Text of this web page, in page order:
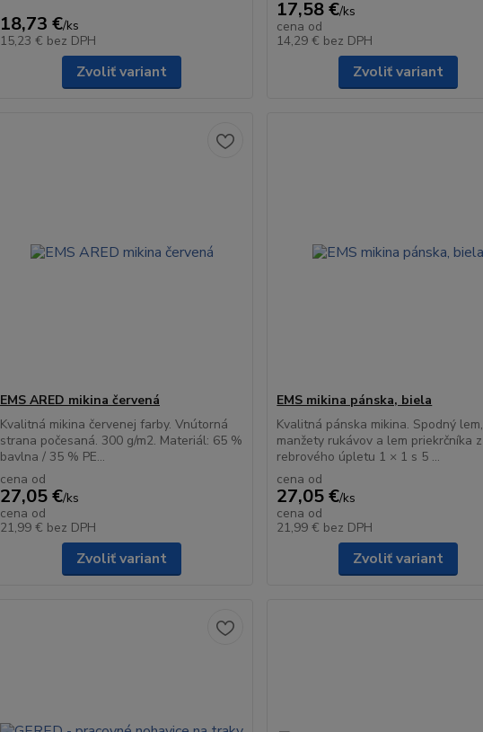
18,73 €/ks
15,23 € bez DPH
Zvoliť variant
17,58 €/ks
cena od
14,29 € bez DPH
Zvoliť variant
EMS ARED mikina červená
Kvalitná mikina červenej farby. Vnútorná
strana počesaná. 300 g/m2. Materiál: 65 %
bavlna / 35 % PE...
cena od
27,05 €/ks
cena od
21,99 € bez DPH
Zvoliť variant
EMS mikina pánska, biela
Kvalitná pánska mikina. Spodný lem,
manžety rukávov a lem priekrčníka z
rebrového úpletu 1 × 1 s 5 ...
cena od
27,05 €/ks
cena od
21,99 € bez DPH
Zvoliť variant